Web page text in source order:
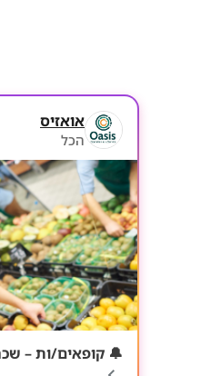
אואזיס
הכל
🔔 קופאים/ות –